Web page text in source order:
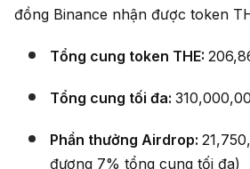
đồng Binance nhận được token
Tổng cung token THE:
Tổng cung tối đa:
Phần thưởng Airdrop:
đương 7% tổng cung tối đa)